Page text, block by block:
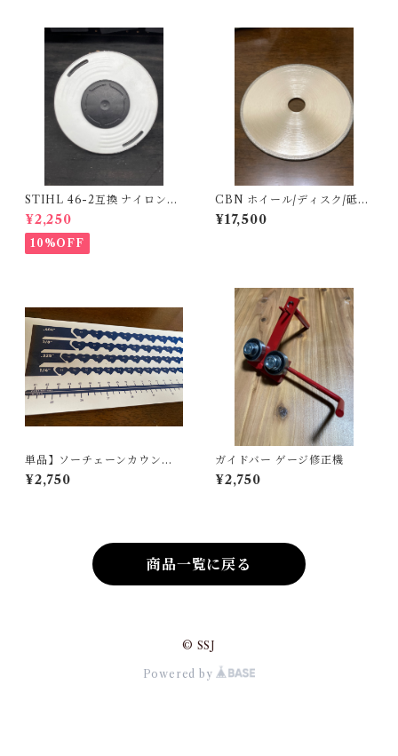
STIHL 46-2互換 ナイロンカ
ッターヘッド
¥2,250
10%OFF
CBN ホイール/ディスク/砥石
ソーチェーン/チェンソーベン
チグラインダー用
¥17,500
単品】ソーチェーンカウンタ
ーステッカー/チェーンスケー
ル
¥2,750
ガイドバー ゲージ修正機
¥2,750
商品一覧に戻る
© SSJ
Powered by